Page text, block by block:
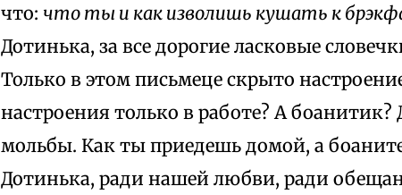
что: что ты и как изволишь кушать к
Дотинька, за все дорогие ласковые
Только в этом письмеце скрыто
настроения только в работе? А
мольбы. Как ты приедешь домой, а
Дотинька, ради нашей любви, ради